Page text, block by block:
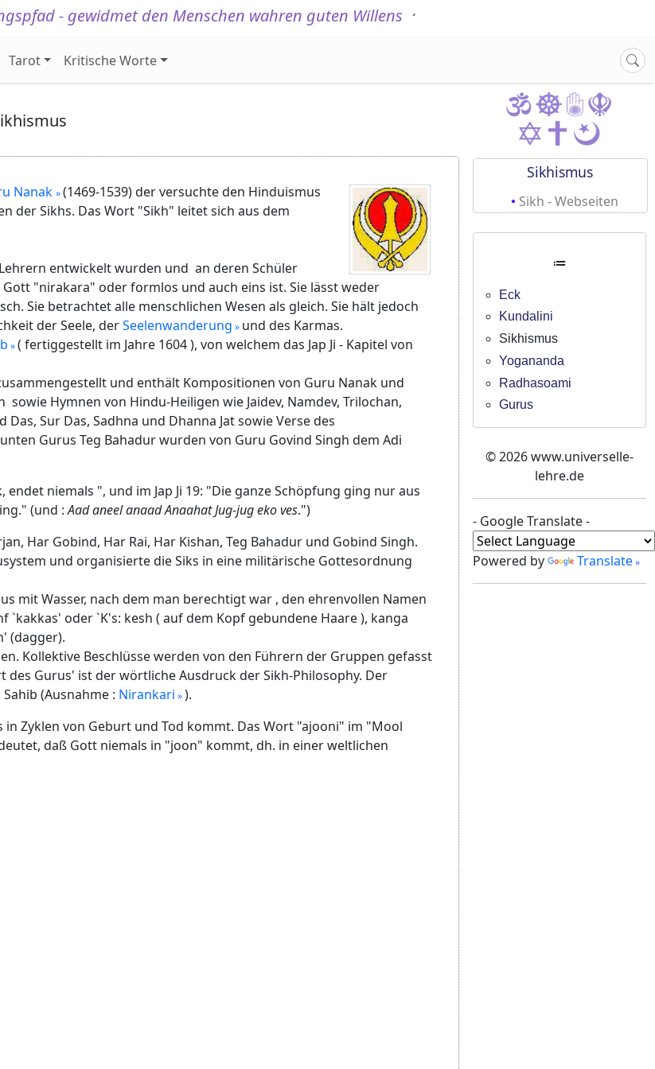
- gewidmet den Menschen wahren guten Willens ´
Tarot Kritische Worte
Nanak (1469-1539) der versuchte den Hinduismus
der Sikhs. Das Wort "Sikh" leitet sich aus dem
entwickelt wurden und an deren Schüler
"nirakara" oder formlos und auch eins ist. Sie lässt weder
Sie betrachtet alle menschlichen Wesen als gleich. Sie hält jedoch
der Seele, derSeelenwanderung
und des Karmas.
( fertiggestellt im Jahre 1604 ), von welchem das Jap Ji - Kapitel von
und enthält Kompositionen von Guru Nanak und
Hymnen von Hindu-Heiligen wie Jaidev, Namdev, Trilochan,
Das, Sur Das, Sadhna und Dhanna Jat sowie Verse des
Gurus Teg Bahadur wurden von Guru Govind Singh dem Adi
endet niemals ", und im Jap Ji 19: "Die ganze Schöpfung ging nur aus
(und :Aad aneel anaad Anaahat Jug-jug eko ves.")
Har Gobind, Har Rai, Har Kishan, Teg Bahadur und Gobind Singh.
und organisierte die Siks in eine militärische Gottesordnung
mit Wasser, nach dem man berechtigt war , den ehrenvollen Namen
oder `K's: kesh ( auf dem Kopf gebundene Haare ), kanga
(dagger).
Kollektive Beschlüsse werden von den Führern der Gruppen gefasst
Gurus' ist der wörtliche Ausdruck der Sikh-Philosophy. Der
(Ausnahme : Nirankari ).
Zyklen von Geburt und Tod kommt. Das Wort "ajooni" im "Mool
daß Gott niemals in "joon" kommt, dh. in einer weltlichen
Sikhismus
Sikh - Webseiten
≔
Eck
Kundalini
Sikhismus
Yogananda
Radhasoami
Gurus
© 2026 www.universelle-
lehre.de
- Google Translate -
Powered by Translate